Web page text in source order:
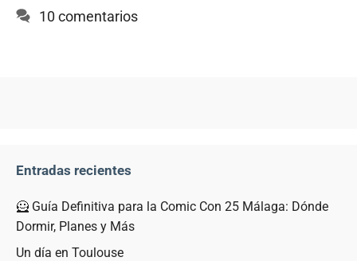
10 comentarios
Entradas recientes
🦸 Guía Definitiva para la Comic Con 25 Málaga: Dónde
Dormir, Planes y Más
Un día en Toulouse